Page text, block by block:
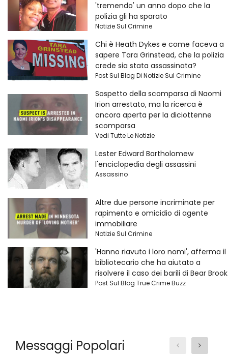
'tremendo' un anno dopo che la
polizia gli ha sparato
Notizie Sul Crimine
Chi è Heath Dykes e come faceva a
sapere Tara Grinstead, che la polizia
crede sia stata assassinata?
Post Sul Blog Di Notizie Sul Crimine
Sospetto della scomparsa di Naomi
Irion arrestato, ma la ricerca è
ancora aperta per la diciottenne
scomparsa
Vedi Tutte Le Notizie
Lester Edward Bartholomew
l'enciclopedia degli assassini
Assassino
Altre due persone incriminate per
rapimento e omicidio di agente
immobiliare
Notizie Sul Crimine
'Hanno riavuto i loro nomi', afferma il
bibliotecario che ha aiutato a
risolvere il caso dei barili di Bear Brook
Post Sul Blog True Crime Buzz
Messaggi Popolari